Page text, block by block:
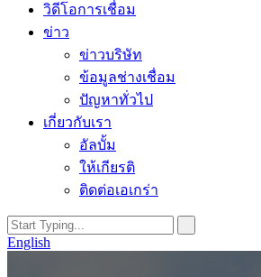
วิดีโอการเชื่อม
ข่าว
ข่าวบริษัท
ข้อมูลช่างเชื่อม
ปัญหาทั่วไป
เกี่ยวกับเรา
อัลบั้ม
ให้เกียรติ
ติดต่อเอเกร่า
English